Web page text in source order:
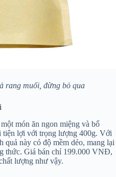
rang muối, đừng bỏ qua
món ăn ngon miệng và bổ
lợi với trọng lượng 400g. Với
này có độ mềm dẻo, mang lại
thức. Giá bán chỉ 199.000 VNĐ,
lượng như vậy.